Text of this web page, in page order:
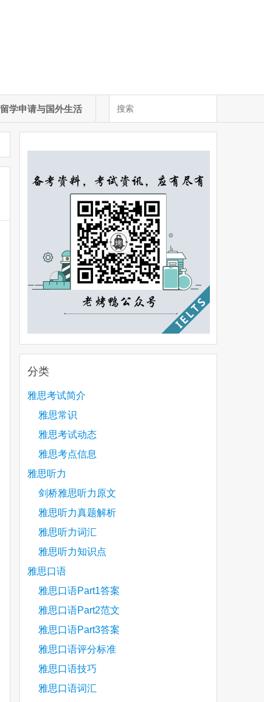
留学申请与国外生活
分类
雅思考试简介
雅思常识
雅思考试动态
雅思考点信息
雅思听力
剑桥雅思听力原文
雅思听力真题解析
雅思听力词汇
雅思听力知识点
雅思口语
雅思口语Part1答案
雅思口语Part2范文
雅思口语Part3答案
雅思口语评分标准
雅思口语技巧
雅思口语词汇